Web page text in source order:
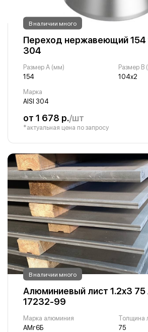
В наличии много
Переход нержавеющий 154
304
Размер A (мм)
154
Размер B
104х2
Марка
AISI 304
от 1 678 р./шт
*актуальная цена по запросу
В наличии много
Алюминиевый лист 1.2х3
17232-99
Марка алюминия
АМг6Б
Толщина
75